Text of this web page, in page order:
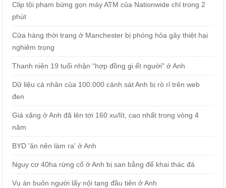
Clip tội phạm bứng gọn máy ATM của Nationwide chỉ trong 2
phút
Cửa hàng thời trang ở Manchester bị phóng hỏa gây thiệt hại
nghiêm trọng
Thanh niên 19 tuổi nhận “hợp đồng gi.ết người" ở Anh
Dữ liệu cá nhân của 100.000 cảnh sát Anh bị rò rỉ trên web
đen
Giá xăng ở Anh đã lên tới 160 xu/lít, cao nhất trong vòng 4
năm
BYD 'ăn nên làm ra' ở Anh
Nguy cơ 40ha rừng cổ ở Anh bị san bằng để khai thác đá
Vụ án buôn người lấy nội tạng đầu tiên ở Anh